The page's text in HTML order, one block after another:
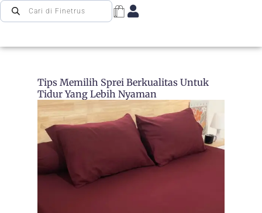
Tips Memilih Sprei Berkualitas Untuk
Tidur Yang Lebih Nyaman